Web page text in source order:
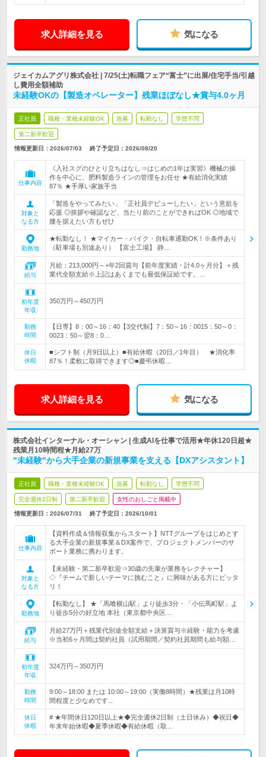
求人詳細を見る 気になる
ジェイカムアグリ株式会社 | 7/25(土)転職フェア“富士”に出展/住宅手当/引越
し費用全額補助
未経験OKの【製造オペレーター】残業ほぼなし★賞与4.0ヶ月
正社員 職種・業種未経験OK 急募 転勤なし 学歴不問
第二新卒歓迎
情報更新日：2026/07/03 終了予定日： 2026/08/20
仕事内容
《入社スグのひとり立ちはなし⇒はじめの1年は実習》機械の操
作を中心に、肥料製造ラインの管理をお任せ ★有給消化実績
87％ ★手厚い家族手当
対象と
なる方
「製造をやってみたい」「正社員デビューしたい」という意欲を
応援 ◎挨拶や確認など、当たり前のことができればOK ◎地域で
腰を据えたい方もぜひ
勤務地
★転勤なし！ ★マイカー・バイク・自転車通勤OK！※条件あり
（駐車場も別途あり） 【富士工場】 静…
給与
月給：213,000円～+年2回賞与【前年度実績・計4.0ヶ月分】＋残
業代全額支給※上記はあくまでも最低保証給です。…
初年度
年収
350万円～450万円
勤務
時間
【日専】8：00～16：40【3交代制】7：50～16：0015：50～0：
0023：50～翌8：0…
休日
休暇
■シフト制（月9日以上）■有給休暇（20日／1年目） ★消化率
87％！柔軟に取得できます◎■慶弔休暇…
求人詳細を見る 気になる
株式会社インターナル・オーシャン | 生成AIを仕事で活用★年休120日超★
残業月10時間程★月給27万
"未経験"から大手企業の新規事業を支える【DXアシスタント】
正社員 職種・業種未経験OK 急募 転勤なし 学歴不問
完全週休2日制 第二新卒歓迎 女性のおしごと掲載中
情報更新日：2026/07/31 終了予定日： 2026/10/01
仕事内容
【資料作成＆情報収集からスタート】NTTグループをはじめとす
る大手企業の新規事業＆DX案件で、プロジェクトメンバーのサ
ポート業務に携わります。
対象と
なる方
【未経験・第二新卒歓迎⇒30歳の先輩が業務をレクチャー】
◇『チームで新しいテーマに挑むこと』に興味がある方にピッタ
リ！
勤務地
【転勤なし】 ★「馬喰横山駅」より徒歩3分・「小伝馬町駅」よ
り徒歩5分の好立地 本社（東京都中央区…
給与
月給27万円＋残業代別途全額支給＋決算賞与※経験・能力を考慮
※当初6ヶ月間は契約社員（試用期間／契約社員期間も給与額…
初年度
年収
324万円～350万円
勤務
時間
9:00～18:00 または 10:00～19:00（実働8時間）★残業は月10時
間程度と少なめです…
休日
休暇
# ★年間休日120日以上★◆完全週休2日制（土日休み）◆祝日◆
年末年始休暇◆夏季休暇◆有給休暇（取…